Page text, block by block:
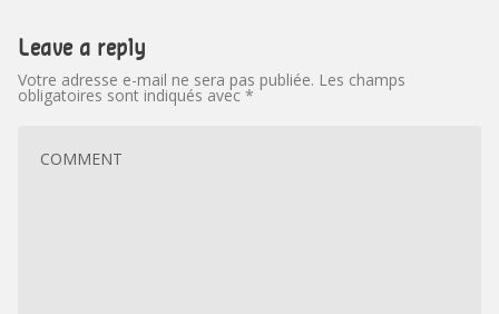
Leave a reply
Votre adresse e-mail ne sera pas publiée. Les champs
obligatoires sont indiqués avec *